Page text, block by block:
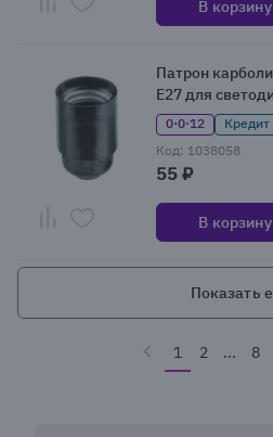
В корзину
Патрон
E27 для
0·0·12
Код: 1038058
55 ₽
В корзину
Показать
1 2 ... 8